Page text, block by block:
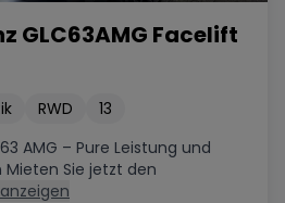
GLC63AMG Facelift
RWD
13
AMG – Pure Leistung und
Mieten Sie jetzt den